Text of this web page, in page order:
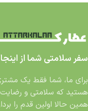
سفر سلامتی شما از
برای ما، شما فقط یک
هستید که سلامتی و
همین حالا اولین قدم را